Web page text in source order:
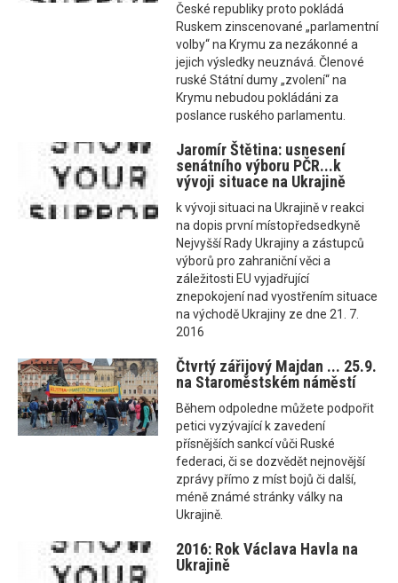
České republiky proto pokládá
Ruskem zinscenované „parlamentní
volby“ na Krymu za nezákonné a
jejich výsledky neuznává. Členové
ruské Státní dumy „zvolení“ na
Krymu nebudou pokládáni za
poslance ruského parlamentu.
Jaromír Štětina: usnesení
senátního výboru PČR...k
vývoji situace na Ukrajině
k vývoji situaci na Ukrajině v reakci
na dopis první místopředsedkyně
Nejvyšší Rady Ukrajiny a zástupců
výborů pro zahraniční věci a
záležitosti EU vyjadřující
znepokojení nad vyostřením situace
na východě Ukrajiny ze dne 21. 7.
2016
Čtvrtý zářijový Majdan ... 25.9.
na Staroměstském náměstí
Během odpoledne můžete podpořit
petici vyzývající k zavedení
přísnějších sankcí vůči Ruské
federaci, či se dozvědět nejnovější
zprávy přímo z míst bojů či další,
méně známé stránky války na
Ukrajině.
2016: Rok Václava Havla na
Ukrajině